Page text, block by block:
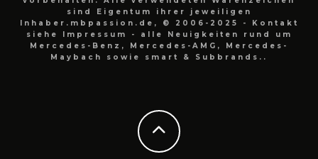
sind Eigentum ihrer jeweiligen
Inhaber.mbpassion.de, © 2006-2025 - Kontakt
siehe Impressum - alle Neuigkeiten rund um
Mercedes-Benz, Mercedes-AMG, Mercedes-
Maybach sowie smart & Subbrands..